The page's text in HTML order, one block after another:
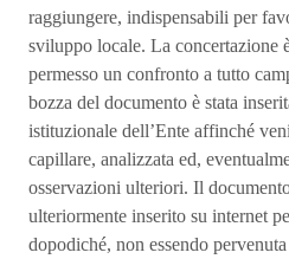
raggiungere, indispensabili per
sviluppo locale. La concertazione
permesso un confronto a tutto
bozza del documento è stata
istituzionale dell’Ente affinché
capillare, analizzata ed,
osservazioni ulteriori. Il
ulteriormente inserito su internet
dopodiché, non essendo